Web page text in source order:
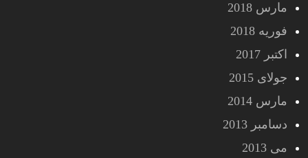
مارس 2018
فوریه 2018
اکتبر 2017
جولای 2015
مارس 2014
دسامبر 2013
می 2013